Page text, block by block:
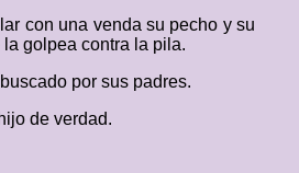
con una venda su pecho y su
golpea contra la pila.
por sus padres.
de verdad.